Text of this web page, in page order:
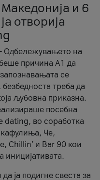
и 6
отворија
Одбележувањето на
причина А1 да
се
треба да
љубовна приказна.
посебна
dating, во соработка
Че,
Chillin’ и Bar 90 кои
иницијативата.
ја подигне свеста за